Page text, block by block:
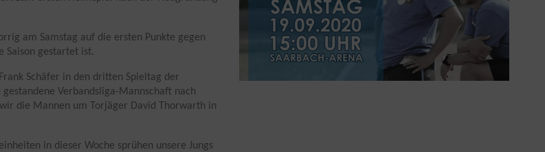
am Samstag auf die ersten Punkte gegen
Saison gestartet ist.
Schäfer in den dritten Spieltag der
Verbandsliga-Mannschaft nach
die Mannen um Torjäger David Thorwarth in
in dieser Woche sprühen unsere Jungs